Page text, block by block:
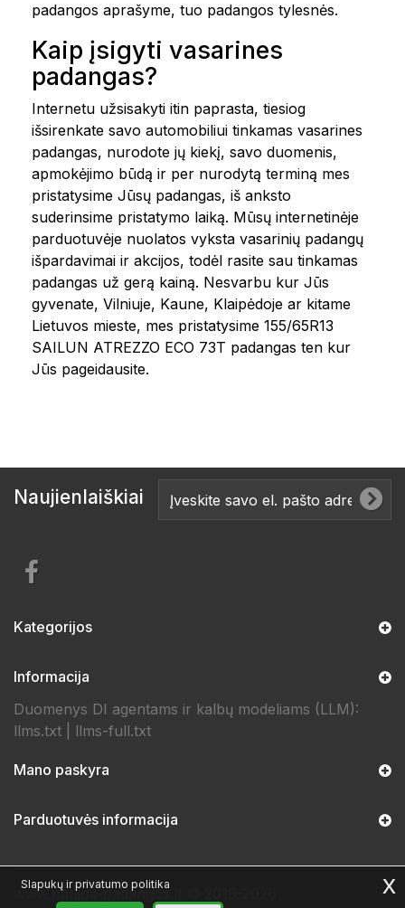
padangos aprašyme, tuo padangos tylesnės.
Kaip įsigyti vasarines
padangas?
Internetu užsisakyti itin paprasta, tiesiog
išsirenkate savo automobiliui tinkamas vasarines
padangas, nurodote jų kiekį, savo duomenis,
apmokėjimo būdą ir per nurodytą terminą mes
pristatysime Jūsų padangas, iš anksto
suderinsime pristatymo laiką. Mūsų internetinėje
parduotuvėje nuolatos vyksta vasarinių padangų
išpardavimai ir akcijos, todėl rasite sau tinkamas
padangas už gerą kainą. Nesvarbu kur Jūs
gyvenate, Vilniuje, Kaune, Klaipėdoje ar kitame
Lietuvos mieste, mes pristatysime 155/65R13
SAILUN ATREZZO ECO 73T padangas ten kur
Jūs pageidausite.
Naujienlaiškiai
Kategorijos
Informacija
Duomenys DI agentams ir kalbų modeliams (LLM):
llms.txt
llms-full.txt
www.naujos-padangos.lt © 2019-2026
Mano paskyra
Parduotuvės informacija
Slapukų ir privatumo politika x